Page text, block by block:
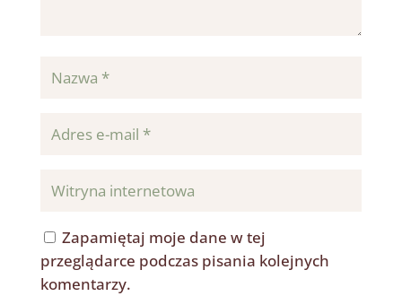
Zapamiętaj moje dane w tej
przeglądarce podczas pisania kolejnych
komentarzy.